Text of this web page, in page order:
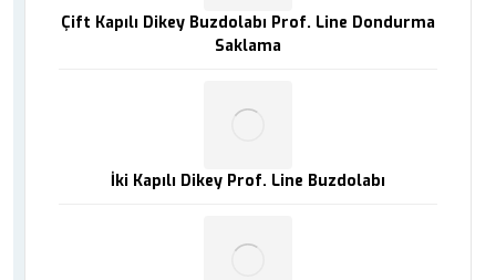
Çift Kapılı Dikey Buzdolabı Prof. Line Dondurma
Saklama
İki Kapılı Dikey Prof. Line Buzdolabı